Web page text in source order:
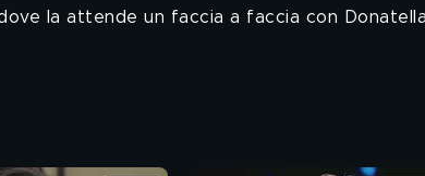
la attende un faccia a faccia con Donatella